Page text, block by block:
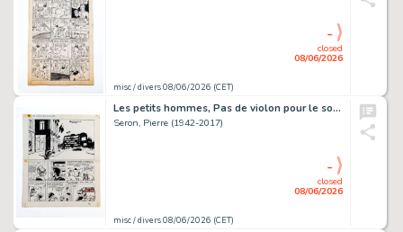
misc / divers 08/06/2026 (CET)
closed
08/06/2026
-
Les petits hommes, Pas de violon pour le soliste, planche 8. Encre de…
Seron, Pierre (1942-2017)
misc / divers 08/06/2026 (CET)
closed
08/06/2026
-